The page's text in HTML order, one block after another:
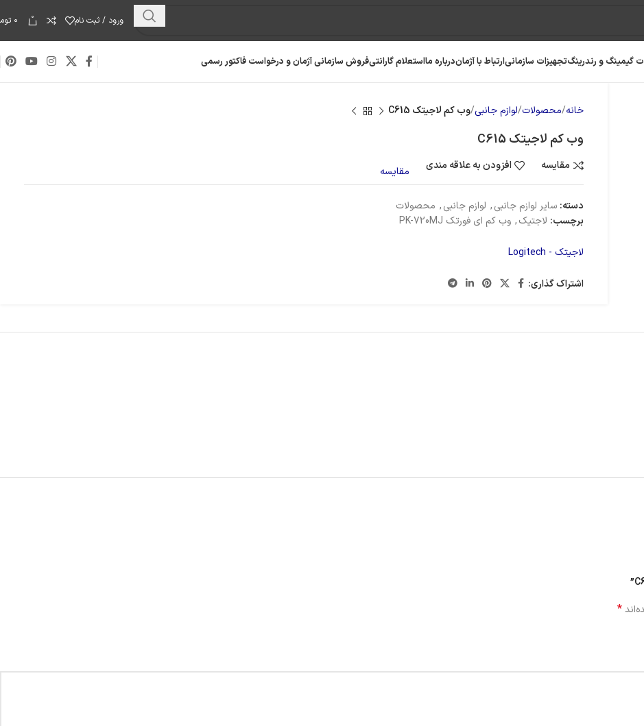
ورود / ثبت نام 0 ۰
رم کامپیوتر
گیمینگ و رندرینگتجهیزات سازمانیارتباط با آژماندرباره مااستعلام گارانتیفروش سازمانی آژمان و درخواست فاکتور رسمی
خانه محصولات لوازم جانبی وب کم لاجیتک C615
وب کم لاجیتک C615
مقایسه افزودن به علاقه مندی مقایسه
دسته: سایر لوازم جانبی, لوازم جانبی, محصولات
برچسب: لاجتیک, وب کم ای فورتک PK-720MJ
لاجیتک - Logitech
اشتراک گذاری:
*